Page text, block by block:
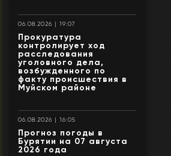
06.08.2026 | 19:07
Прокуратура
контролирует ход
расследования
уголовного дела,
возбужденного по
факту происшествия в
Муйском районе
06.08.2026 | 16:05
Прогноз погоды в
Бурятии на 07 августа
2026 года